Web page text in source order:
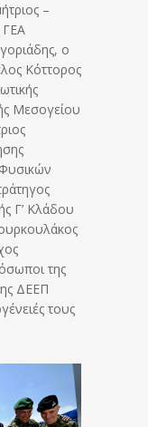
–
ΓΕΑ
ο
Κόττορος
Μεσογείου
Γ’ Κλάδου
της
ΔΕΕΠ
τους